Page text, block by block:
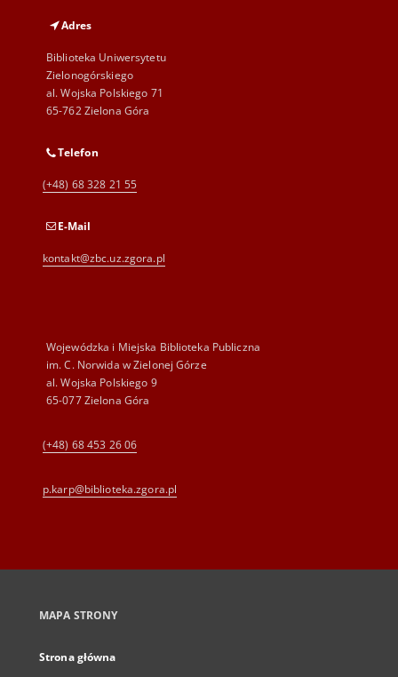
Adres
Biblioteka Uniwersytetu
Zielonogórskiego
al. Wojska Polskiego 71
65-762 Zielona Góra
Telefon
(+48) 68 328 21 55
E-Mail
kontakt@zbc.uz.zgora.pl
Wojewódzka i Miejska Biblioteka Publiczna
im. C. Norwida w Zielonej Górze
al. Wojska Polskiego 9
65-077 Zielona Góra
(+48) 68 453 26 06
p.karp@biblioteka.zgora.pl
MAPA STRONY
Strona główna